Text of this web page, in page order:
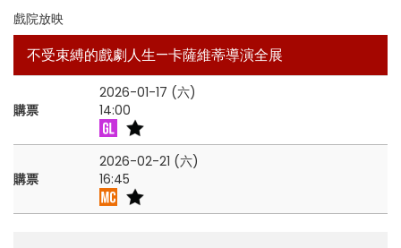
戲院放映
不受束縛的戲劇人生—卡薩維蒂導演全展
購票
2026-01-17 (六)
14:00
購票
2026-02-21 (六)
16:45